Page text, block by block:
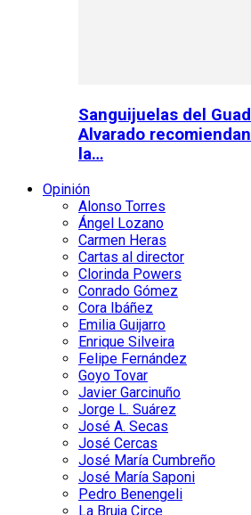
Sanguijuelas del
Alvarado
la…
Opinión
Alonso Torres
Ángel Lozano
Carmen Heras
Cartas al director
Clorinda Powers
Conrado Gómez
Cora Ibáñez
Emilia Guijarro
Enrique Silveira
Felipe Fernández
Goyo Tovar
Javier Garcinuño
Jorge L. Suárez
José A. Secas
José Cercas
José María Cumbreño
José María Saponi
Pedro Benengeli
La Bruja Circe